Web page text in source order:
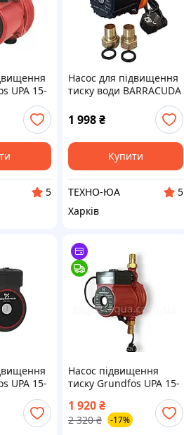
UPA 15-
5
Насос для підвищення
тиску води BARRACUDA
1 998 ₴
Купити
ТЕХНО-ЮА
5
Харків
UPA 15-
Насос підвищення
тиску Grundfos UPA 15-
1 920 ₴
2 320 ₴ -17%